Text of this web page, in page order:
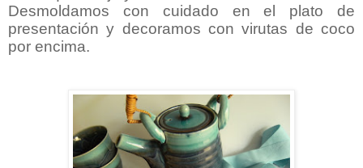
Desmoldamos con cuidado en el plato de
presentación y decoramos con virutas de coco
por encima.